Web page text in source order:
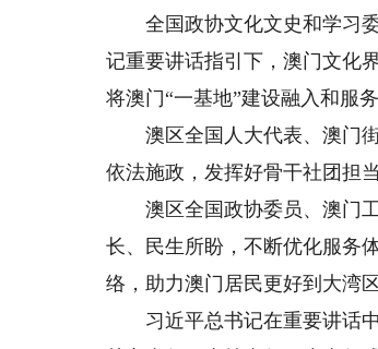
全国政协文化文史和学习委
记重要讲话指引下，澳门文化
将澳门“一基地”建设融入和服
澳区全国人大代表、澳门街
依法施政，发挥好骨干社团担
澳区全国政协委员、澳门工
长、民生所盼，不断优化服务
络，助力澳门居民更好到大湾
习近平总书记在重要讲话中